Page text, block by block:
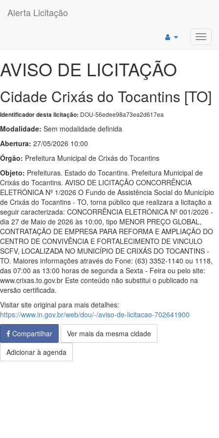
Alerta Licitação
AVISO DE LICITAÇÃO
Cidade Crixás do Tocantins [TO]
Identificador desta licitação: DOU-56edee98a73ea2d617ea
Modalidade: Sem modalidade definida
Abertura: 27/05/2026 10:00
Órgão: Prefeitura Municipal de Crixás do Tocantins
Objeto: Prefeituras. Estado do Tocantins. Prefeitura Municipal de
Crixás do Tocantins. AVISO DE LICITAÇÃO CONCORRÊNCIA
ELETRÔNICA Nº 1/2026 O Fundo de Assistência Social do Município
de Crixás do Tocantins - TO, torna público que realizara a licitação a
seguir caracterizada: CONCORRÊNCIA ELETRÔNICA Nº 001/2026 -
dia 27 de Maio de 2026 às 10:00, tipo MENOR PREÇO GLOBAL,
CONTRATAÇÃO DE EMPRESA PARA REFORMA E AMPLIAÇÃO DO
CENTRO DE CONVIVÊNCIA E FORTALECIMENTO DE VINCULO
SCFV, LOCALIZADA NO MUNICÍPIO DE CRIXÁS DO TOCANTINS -
TO. Maiores informações através do Fone: (63) 3352-1140 ou 1118,
das 07:00 as 13:00 horas de segunda a Sexta - Feira ou pelo site:
www.crixas.to.gov.br Este conteúdo não substitui o publicado na
versão certificada.
Visitar site original para mais detalhes:
https://www.in.gov.br/web/dou/-/aviso-de-licitacao-702641900
Compartilhar
Ver mais da mesma cidade
Adicionar à agenda